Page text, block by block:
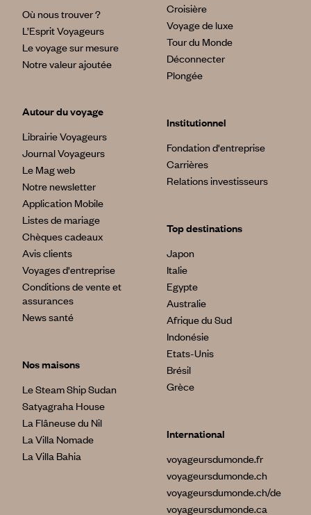
Où nous trouver ?
L’Esprit Voyageurs
Le voyage sur mesure
Notre valeur ajoutée
Autour du voyage
Librairie Voyageurs
Journal Voyageurs
Le Mag web
Notre newsletter
Application Mobile
Listes de mariage
Chèques cadeaux
Avis clients
Voyages d'entreprise
Conditions de vente et
assurances
News santé
Nos maisons
Le Steam Ship Sudan
Satyagraha House
La Flâneuse du Nil
La Villa Nomade
La Villa Bahia
Croisière
Voyage de luxe
Tour du Monde
Déconnecter
Plongée
Institutionnel
Fondation d'entreprise
Carrières
Relations investisseurs
Top destinations
Japon
Italie
Egypte
Australie
Afrique du Sud
Indonésie
Etats-Unis
Brésil
Grèce
International
voyageursdumonde.fr
voyageursdumonde.ch
voyageursdumonde.ch/de
voyageursdumonde.ca